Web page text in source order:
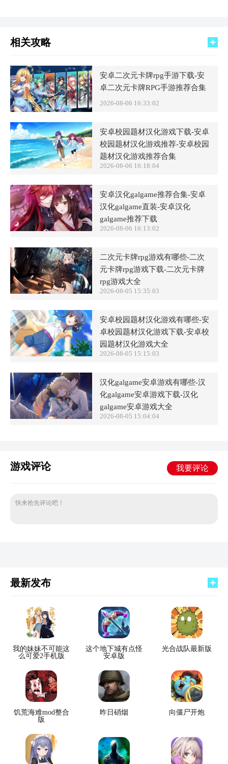
相关攻略
安卓二次元卡牌rpg手游下载-安
卓二次元卡牌RPG手游推荐合集
2026-08-06 16:33:02
安卓校园题材汉化游戏下载-安卓
校园题材汉化游戏推荐-安卓校园
题材汉化游戏推荐合集
2026-08-06 16:18:04
安卓汉化galgame推荐合集-安卓
汉化galgame直装-安卓汉化
galgame推荐下载
2026-08-06 16:13:02
二次元卡牌rpg游戏有哪些-二次
元卡牌rpg游戏下载-二次元卡牌
rpg游戏大全
2026-08-05 15:35:03
安卓校园题材汉化游戏有哪些-安
卓校园题材汉化游戏下载-安卓校
园题材汉化游戏大全
2026-08-05 15:15:03
汉化galgame安卓游戏有哪些-汉
化galgame安卓游戏下载-汉化
galgame安卓游戏大全
2026-08-05 15:04:04
游戏评论 我要评论
快来抢先评论吧！
最新发布
我的妹妹不可能这
么可爱2手机版
这个地下城有点怪
安卓版
光合战队最新版
饥荒海难mod整合
版
昨日硝烟 向僵尸开炮